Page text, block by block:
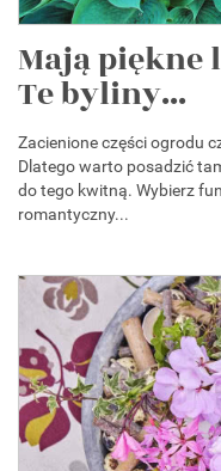
Mają piękne
Te byliny...
Zacienione części ogrodu
Dlatego warto posadzić
do tego kwitną. Wybierz
romantyczny...